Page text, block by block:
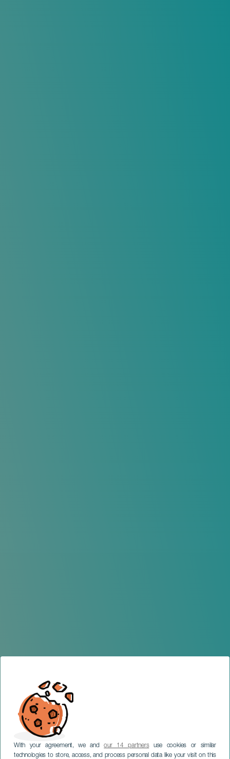
With your agreement, we andour 14 partnersuse cookies or similar
technologies to store, access, and process personal data like your visit on this